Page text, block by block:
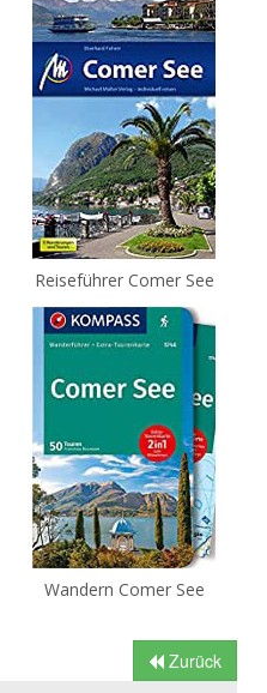
Reiseführer Comer See
Wandern Comer See
Zurück